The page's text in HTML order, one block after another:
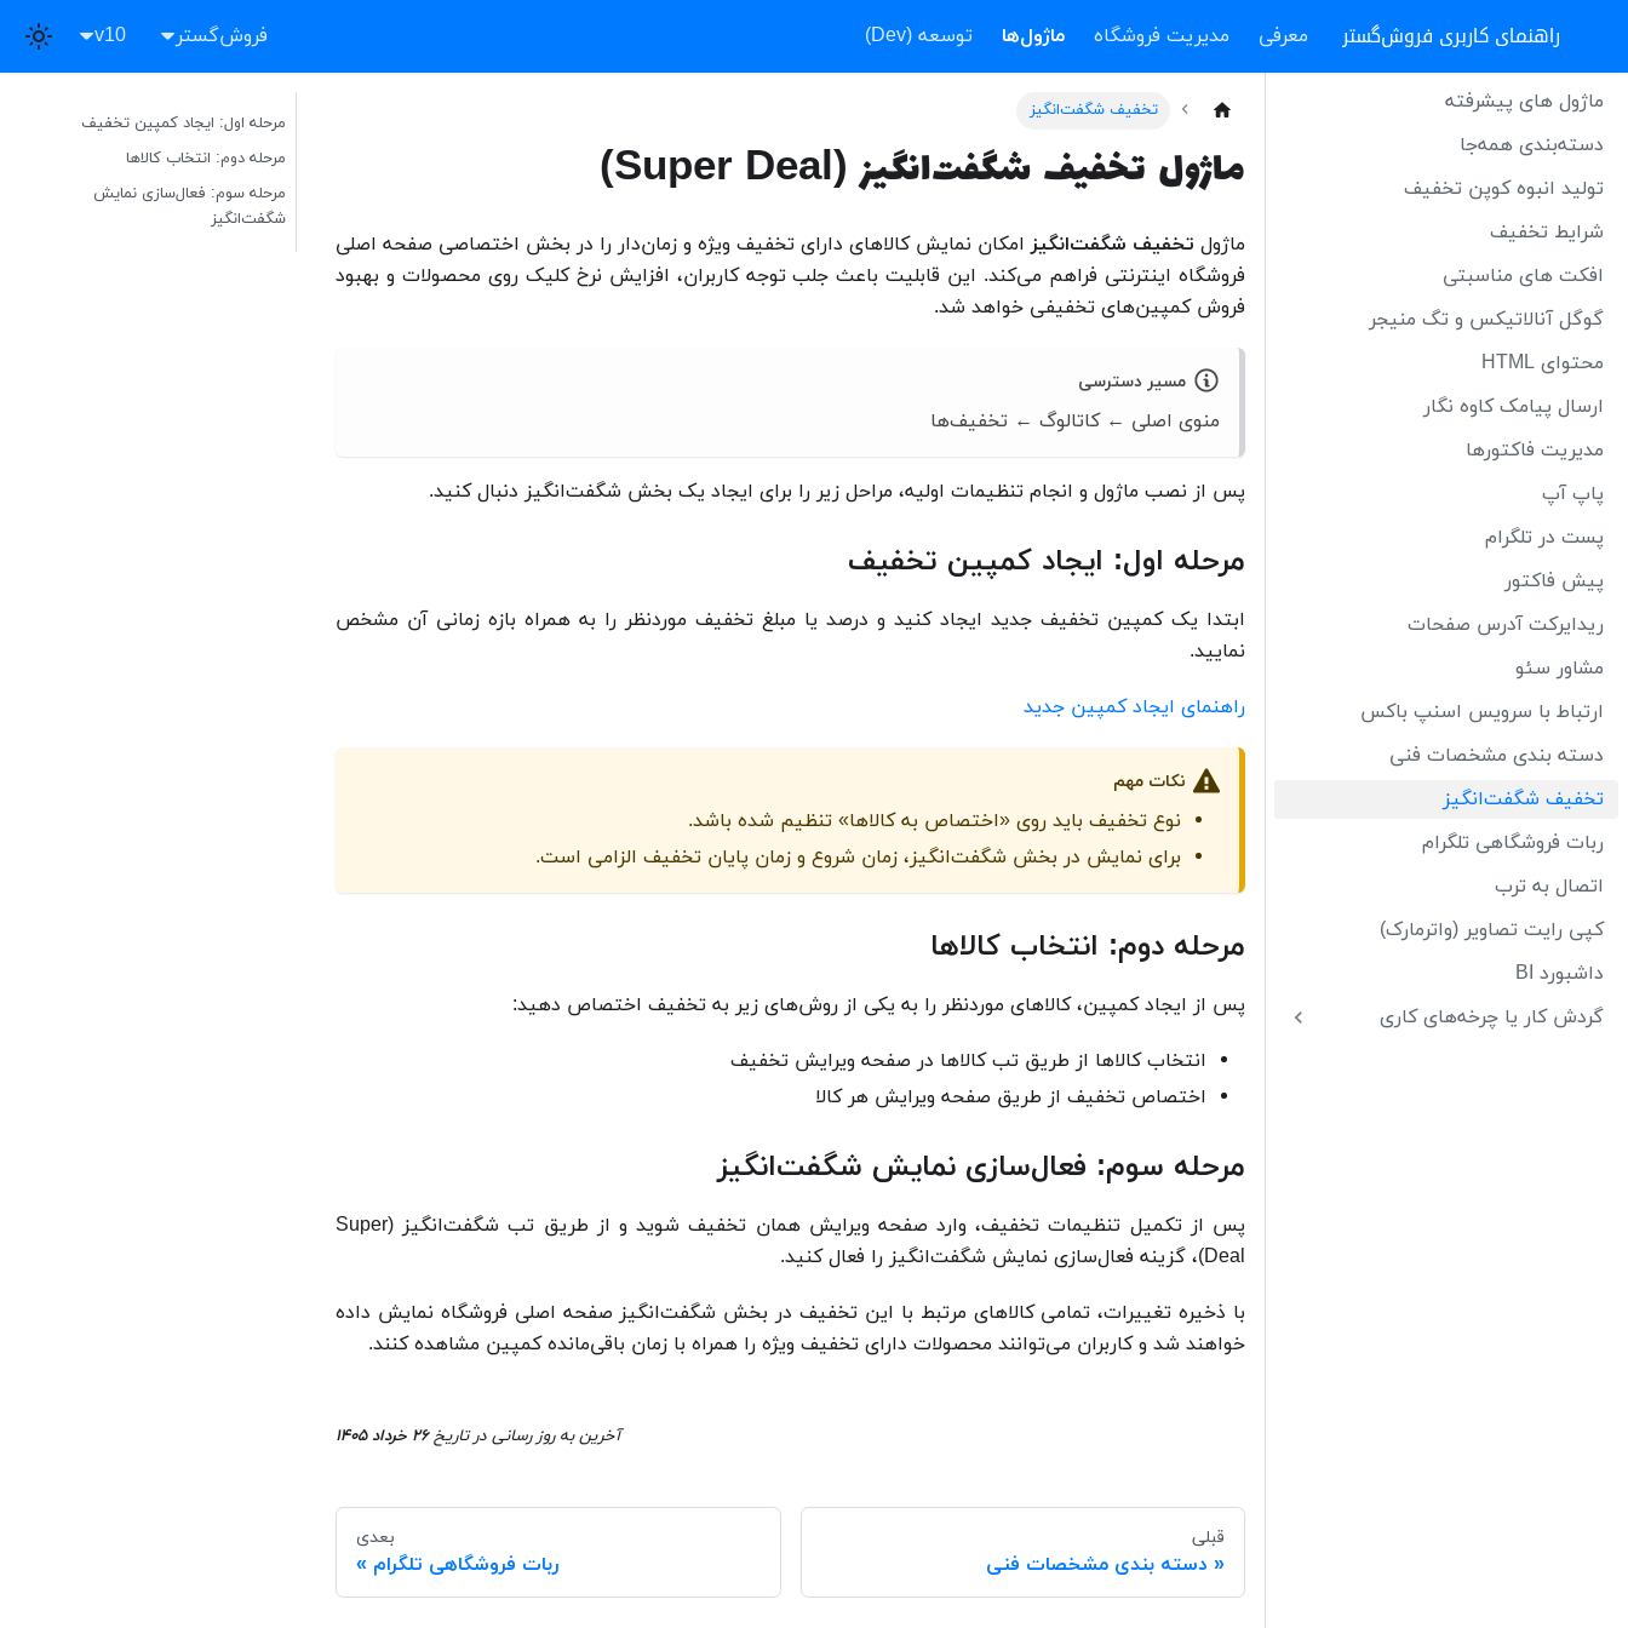
راهنمای کاربری فروش‌گستر معرفی مدیریت فروشگاه ماژول‌ها توسعه (Dev) فروش‌گستر v10
ماژول های پیشرفته
دسته‌بندی همه‌جا
تولید انبوه کوپن تخفیف
شرایط تخفیف
افکت های مناسبتی
گوگل آنالاتیکس و تگ منیجر
محتوای HTML
ارسال پیامک کاوه نگار
مدیریت فاکتورها
پاپ آپ
پست در تلگرام
پیش فاکتور
ریدایرکت آدرس صفحات
مشاور سئو
ارتباط با سرویس اسنپ باکس
دسته بندی مشخصات فنی
تخفیف شگفت‌انگیز
ربات فروشگاهی تلگرام
اتصال به ترب
کپی رایت تصاویر (واترمارک)
داشبورد BI
گردش کار یا چرخه‌های کاری
تخفیف شگفت‌انگیز
ماژول تخفیف شگفت‌انگیز (Super Deal)
ماژول تخفیف شگفت‌انگیز امکان نمایش کالاهای دارای تخفیف ویژه و زمان‌دار را در بخش اختصاصی صفحه اصلی
فروشگاه اینترنتی فراهم می‌کند. این قابلیت باعث جلب توجه کاربران، افزایش نرخ کلیک روی محصولات و بهبود
فروش کمپین‌های تخفیفی خواهد شد.
مسیر دسترسی
منوی اصلی ← کاتالوگ ← تخفیف‌ها
پس از نصب ماژول و انجام تنظیمات اولیه، مراحل زیر را برای ایجاد یک بخش شگفت‌انگیز دنبال کنید.
مرحله اول: ایجاد کمپین تخفیف
ابتدا یک کمپین تخفیف جدید ایجاد کنید و درصد یا مبلغ تخفیف موردنظر را به همراه بازه زمانی آن مشخص
نمایید.
راهنمای ایجاد کمپین جدید
نکات مهم
نوع تخفیف باید روی «اختصاص به کالاها» تنظیم شده باشد.
برای نمایش در بخش شگفت‌انگیز، زمان شروع و زمان پایان تخفیف الزامی است.
مرحله دوم: انتخاب کالاها
پس از ایجاد کمپین، کالاهای موردنظر را به یکی از روش‌های زیر به تخفیف اختصاص دهید:
انتخاب کالاها از طریق تب کالاها در صفحه ویرایش تخفیف
اختصاص تخفیف از طریق صفحه ویرایش هر کالا
مرحله سوم: فعال‌سازی نمایش شگفت‌انگیز
پس از تکمیل تنظیمات تخفیف، وارد صفحه ویرایش همان تخفیف شوید و از طریق تب شگفت‌انگیز (Super
Deal)، گزینه فعال‌سازی نمایش شگفت‌انگیز را فعال کنید.
با ذخیره تغییرات، تمامی کالاهای مرتبط با این تخفیف در بخش شگفت‌انگیز صفحه اصلی فروشگاه نمایش داده
خواهند شد و کاربران می‌توانند محصولات دارای تخفیف ویژه را همراه با زمان باقی‌مانده کمپین مشاهده کنند.
آخرین به روز رسانی در تاریخ۲۶ خرداد ۱۴۰۵
قبلی
دسته بندی مشخصات فنی
بعدی
ربات فروشگاهی تلگرام
مرحله اول: ایجاد کمپین تخفیف
مرحله دوم: انتخاب کالاها
مرحله سوم: فعال‌سازی نمایش
شگفت‌انگیز